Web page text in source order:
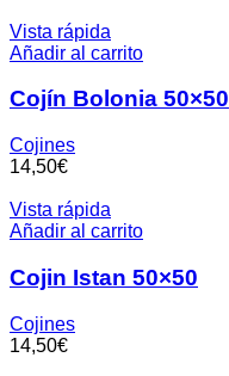
Vista rápida
Añadir al carrito
Cojín Bolonia 50×50
Cojines
14,50€
Vista rápida
Añadir al carrito
Cojin Istan 50×50
Cojines
14,50€